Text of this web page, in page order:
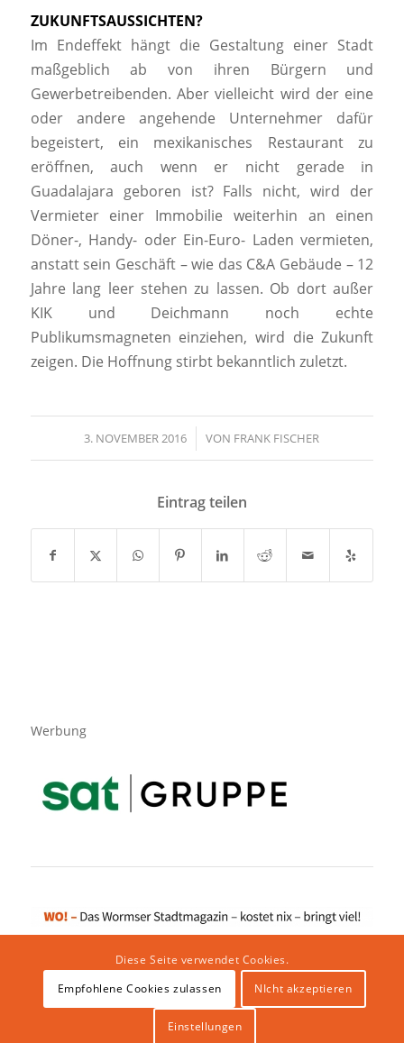
ZUKUNFTSAUSSICHTEN?
Im Endeffekt hängt die Gestaltung einer Stadt
maßgeblich ab von ihren Bürgern und
Gewerbetreibenden. Aber vielleicht wird der eine
oder andere angehende Unternehmer dafür
begeistert, ein mexikanisches Restaurant zu
eröffnen, auch wenn er nicht gerade in
Guadalajara geboren ist? Falls nicht, wird der
Vermieter einer Immobilie weiterhin an einen
Döner-, Handy- oder Ein-Euro- Laden vermieten,
anstatt sein Geschäft – wie das C&A Gebäude – 12
Jahre lang leer stehen zu lassen. Ob dort außer
KIK und Deichmann noch echte
Publikumsmagneten einziehen, wird die Zukunft
zeigen. Die Hoffnung stirbt bekanntlich zuletzt.
3. NOVEMBER 2016
/ VON FRANK FISCHER
Eintrag teilen
Werbung
Impressum|Datenschutzerklärung|Website von klicklabor.de |
Diese Seite verwendet Cookies.
Empfohlene Cookies zulassen
NIcht akzeptieren
Einstellungen